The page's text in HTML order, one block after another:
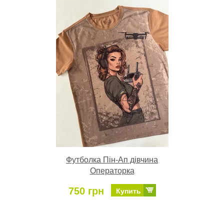
Футболка Пін-Ап дівчина
Операторка
750 грн Купить